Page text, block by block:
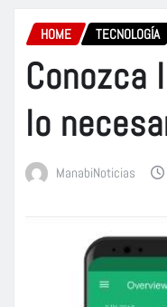
HOME TECNOLOGÍA
Conozca
lo
ManabiNoticias